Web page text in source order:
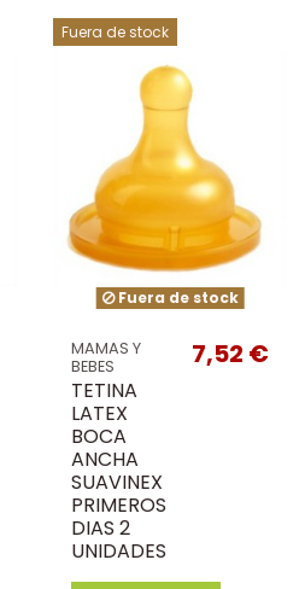
Fuera de stock
Fuera de stock
MAMAS Y
BEBES
TETINA
LATEX
BOCA
ANCHA
SUAVINEX
PRIMEROS
DIAS 2
UNIDADES
7,52 €